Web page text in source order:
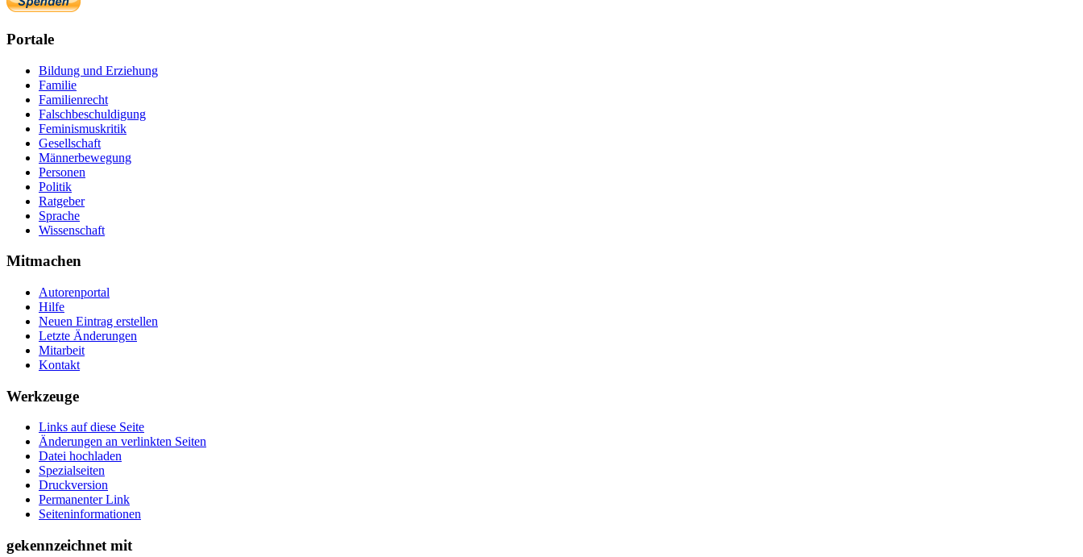
Portale
Bildung und Erziehung
Familie
Familienrecht
Falschbeschuldigung
Feminismuskritik
Gesellschaft
Männerbewegung
Personen
Politik
Ratgeber
Sprache
Wissenschaft
Mitmachen
Autorenportal
Hilfe
Neuen Eintrag erstellen
Letzte Änderungen
Mitarbeit
Kontakt
Werkzeuge
Links auf diese Seite
Änderungen an verlinkten Seiten
Datei hochladen
Spezialseiten
Druckversion
Permanenter Link
Seiten­­informationen
gekennzeichnet mit